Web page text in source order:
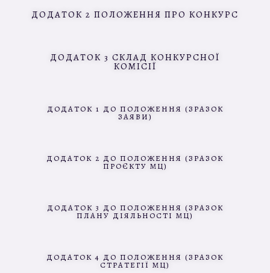
ДОДАТОК 2 ПОЛОЖЕННЯ ПРО КОНКУРС
ДОДАТОК 3 СКЛАД КОНКУРСНОЇ
КОМІСІЇ
ДОДАТОК 1 ДО ПОЛОЖЕННЯ (ЗРАЗОК
ЗАЯВИ)
ДОДАТОК 2 ДО ПОЛОЖЕННЯ (ЗРАЗОК
ПРОЄКТУ МЦ)
ДОДАТОК 3 ДО ПОЛОЖЕННЯ (ЗРАЗОК
ПЛАНУ ДІЯЛЬНОСТІ МЦ)
ДОДАТОК 4 ДО ПОЛОЖЕННЯ (ЗРАЗОК
СТРАТЕГІЇ МЦ)